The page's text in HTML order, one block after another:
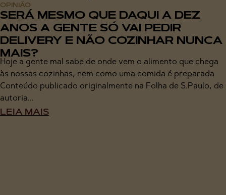
OPINIÃO
SERÁ MESMO QUE DAQUI A DEZ
ANOS A GENTE SÓ VAI PEDIR
DELIVERY E NÃO COZINHAR NUNCA
MAIS?
Hoje a gente mal sabe de onde vem o alimento que chega
às nossas cozinhas, nem como uma comida é preparada
Conteúdo publicado originalmente na Folha de S.Paulo, de
autoria...
LEIA MAIS